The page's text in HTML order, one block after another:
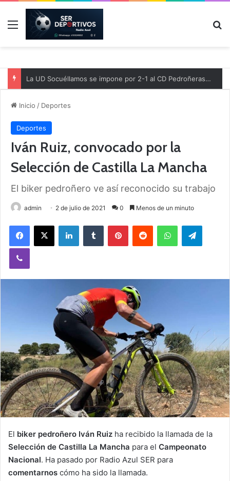
Menú
La UD Socuéllamos se impone por 2-1 al CD Pedroñeras en un partido benéfico a favor de Protección Civil
Inicio / Deportes
Deportes
Iván Ruiz, convocado por la
Selección de Castilla La Mancha
El biker pedroñero ve así reconocido su trabajo
admin 2 de julio de 2021 0 Menos de un minuto
El biker pedroñero Iván Ruiz ha recibido la llamada de la
Selección de Castilla La Mancha para el Campeonato
Nacional. Ha pasado por Radio Azul SER para
comentarnos cómo ha sido la llamada.